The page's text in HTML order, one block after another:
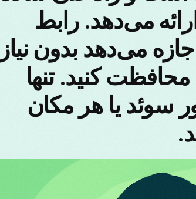
می‌دهد. رابط
می‌دهد بدون نیاز
کنید. تنها
سوئد یا هر مکان